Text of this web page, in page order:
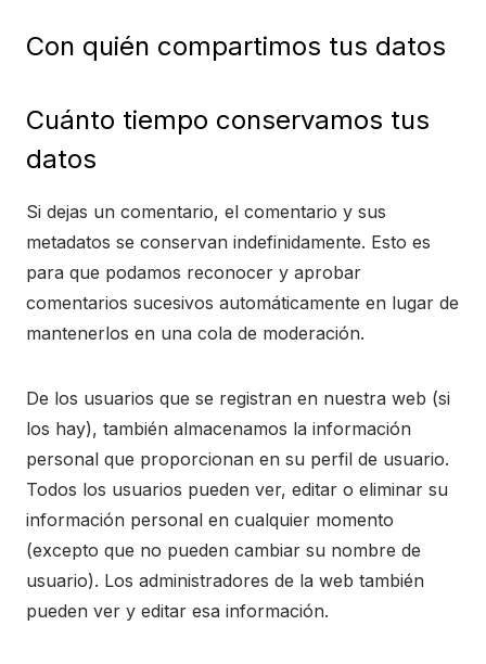
Con quién compartimos tus datos
Cuánto tiempo conservamos tus
datos
Si dejas un comentario, el comentario y sus
metadatos se conservan indefinidamente. Esto es
para que podamos reconocer y aprobar
comentarios sucesivos automáticamente en lugar de
mantenerlos en una cola de moderación.
De los usuarios que se registran en nuestra web (si
los hay), también almacenamos la información
personal que proporcionan en su perfil de usuario.
Todos los usuarios pueden ver, editar o eliminar su
información personal en cualquier momento
(excepto que no pueden cambiar su nombre de
usuario). Los administradores de la web también
pueden ver y editar esa información.